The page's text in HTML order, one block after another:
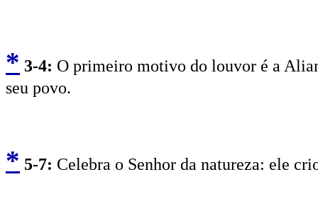
* 3-4: O primeiro motivo do louvor é a
seu povo.
* 5-7: Celebra o Senhor da natureza: ele